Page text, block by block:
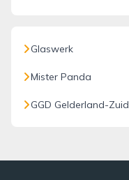
Glaswerk
Mister Panda
GGD Gelderland-Zuid